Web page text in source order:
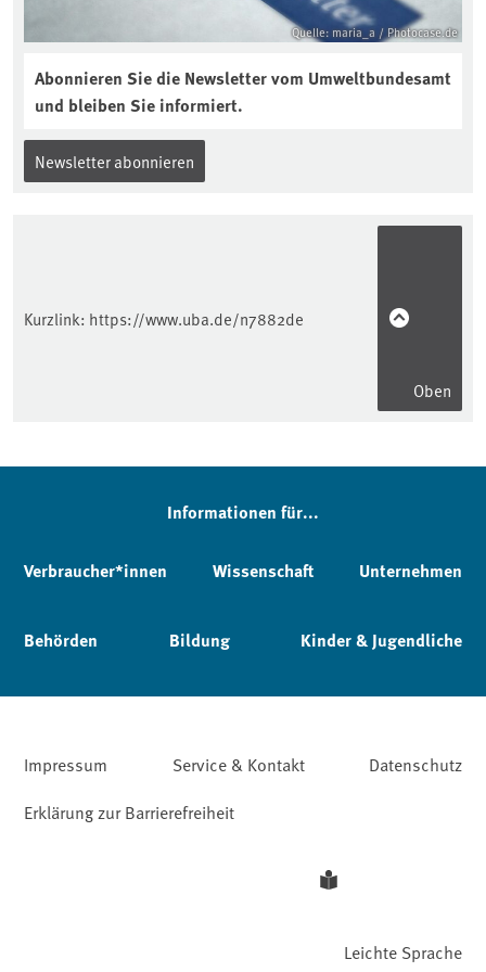
Quelle: maria_a / Photocase.de
Abonnieren Sie die Newsletter vom Umweltbundesamt
und bleiben Sie informiert.
Newsletter abonnieren
Kurzlink: https://www.uba.de/n7882de
Oben
Informationen für...
Verbraucher*innen Wissenschaft Unternehmen
Behörden Bildung Kinder & Jugendliche
Impressum Service & Kontakt
Datenschutz
Erklärung zur Barrierefreiheit
Leichte Sprache